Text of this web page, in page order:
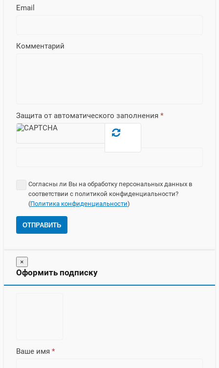
Email
Комментарий
Защита от автоматического заполнения *
Согласны ли Вы на обработку персональных данных в
соответствии с политикой конфиденциальности?
(Политика конфиденциальности)
ОТПРАВИТЬ
×
Оформить подписку
Ваше имя *